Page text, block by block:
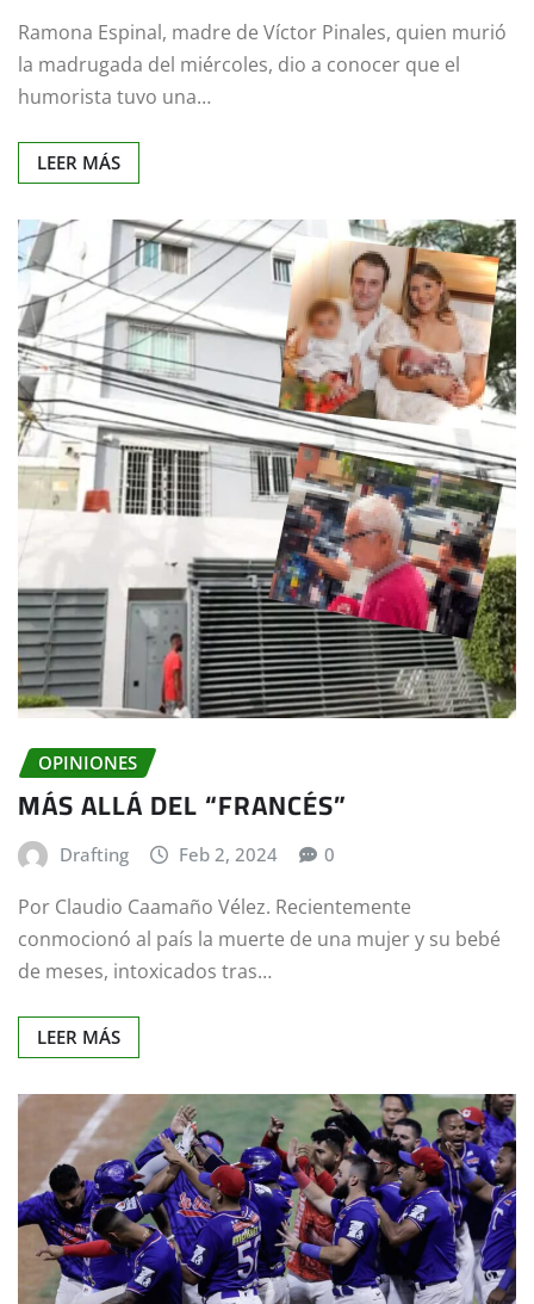
Ramona Espinal, madre de Víctor Pinales, quien murió
la madrugada del miércoles, dio a conocer que el
humorista tuvo una…
LEER MÁS
OPINIONES
MÁS ALLÁ DEL “FRANCÉS”
Drafting Feb 2, 2024 0
Por Claudio Caamaño Vélez. Recientemente
conmocionó al país la muerte de una mujer y su bebé
de meses, intoxicados tras…
LEER MÁS